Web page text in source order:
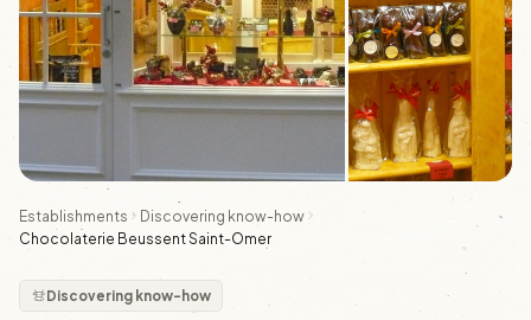
Establishments
Discovering know-how
Chocolaterie Beussent Saint-Omer
Discovering know-how